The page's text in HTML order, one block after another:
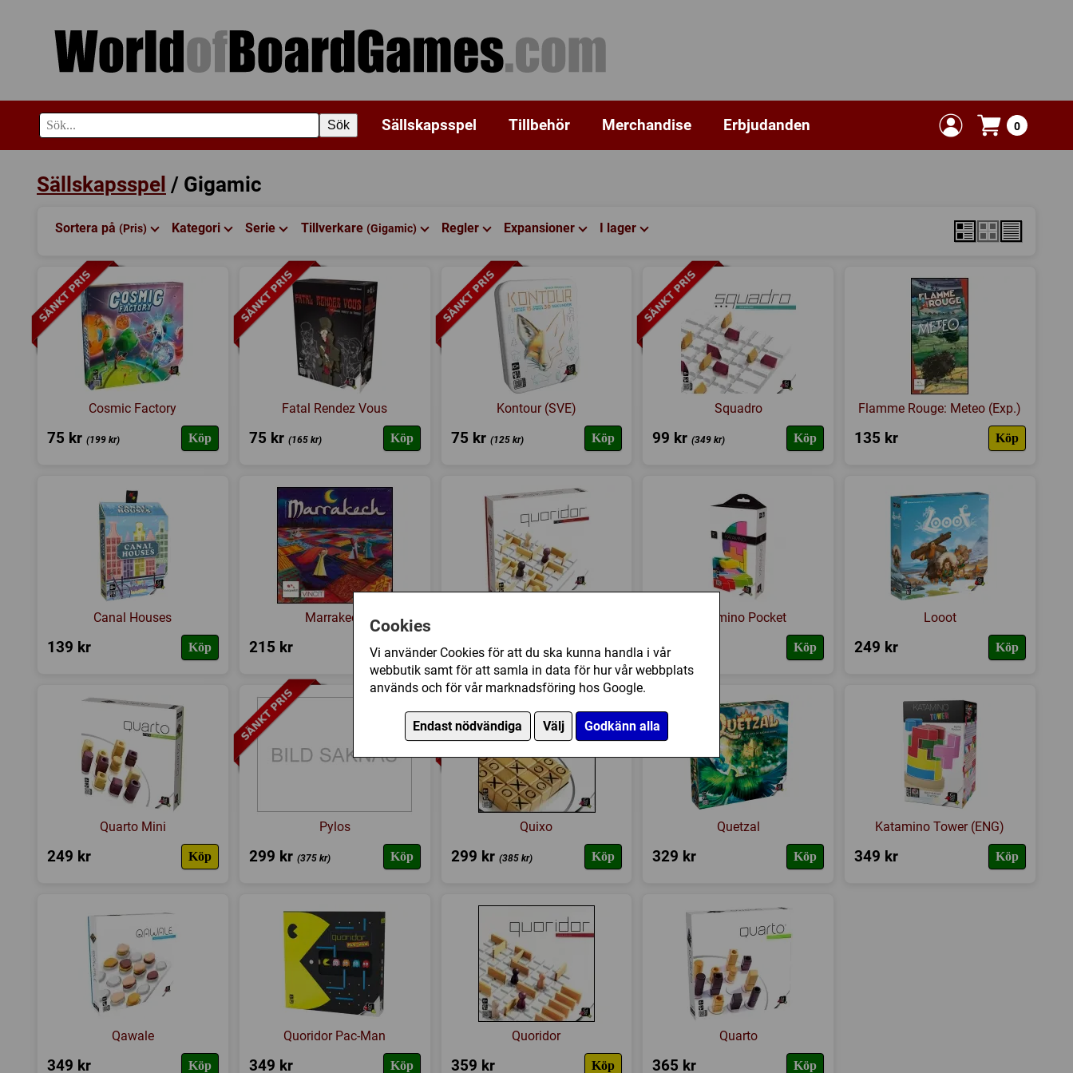
Cookies
Vi använder Cookies för att du ska kunna handla i vår
webbutik samt för att samla in data för hur vår webbplats
används och för vår marknadsföring hos Google.
Endast nödvändiga Välj Godkänn alla
Sök Sällskapsspel Tillbehör Merchandise Erbjudanden 0
Sällskapsspel / Gigamic
Sortera på (Pris) Kategori Serie Tillverkare (Gigamic) Regler Expansioner I lager
Cosmic Factory
75 kr (199 kr) Köp
Fatal Rendez Vous
75 kr (165 kr) Köp
Kontour (SVE)
75 kr (125 kr) Köp
Squadro
99 kr(349 kr) Köp
Flamme Rouge: Meteo (Exp.)
135 kr Köp
Canal Houses
139 kr Köp
Marrakech
215 kr Köp 215 kr Köp
Katamino Pocket
225 kr Köp
Looot
249 kr Köp
Quarto Mini
249 kr Köp
Pylos
299 kr (375 kr) Köp
Quixo
299 kr (385 kr) Köp
Quetzal
329 kr Köp
Katamino Tower (ENG)
349 kr Köp
Qawale
349 kr Köp
Quoridor Pac-Man
349 kr Köp
Quoridor
359 kr Köp
Quarto
365 kr Köp